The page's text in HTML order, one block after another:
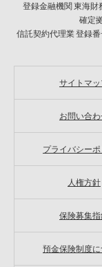
登録金融機関 東海
確定
信託契約代理業 登録
サイトマ
お問い合
プライバシー
人権方針
保険募集
預金保険制度